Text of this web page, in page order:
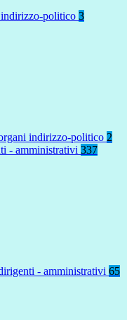
politico 3
indirizzo-politico 2
- amministrativi 337
- amministrativi 65